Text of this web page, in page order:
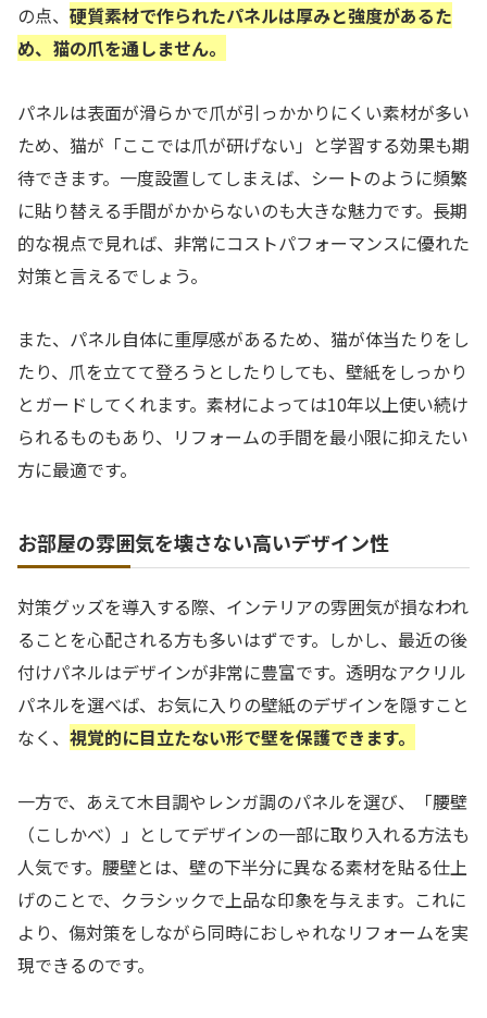
の点、 硬質素材で作られたパネルは厚みと強度があるた
め、猫の爪を通しません。
パネルは表面が滑らかで爪が引っかかりにくい素材が多い
ため、猫が「ここでは爪が研げない」と学習する効果も期
待できます。一度設置してしまえば、シートのように頻繁
に貼り替える手間がかからないのも大きな魅力です。長期
的な視点で見れば、非常にコストパフォーマンスに優れた
対策と言えるでしょう。
また、パネル自体に重厚感があるため、猫が体当たりをし
たり、爪を立てて登ろうとしたりしても、壁紙をしっかり
とガードしてくれます。素材によっては10年以上使い続け
られるものもあり、リフォームの手間を最小限に抑えたい
方に最適です。
お部屋の雰囲気を壊さない高いデザイン性
対策グッズを導入する際、インテリアの雰囲気が損なわれ
ることを心配される方も多いはずです。しかし、最近の後
付けパネルはデザインが非常に豊富です。透明なアクリル
パネルを選べば、お気に入りの壁紙のデザインを隠すこと
なく、 視覚的に目立たない形で壁を保護できます。
一方で、あえて木目調やレンガ調のパネルを選び、「腰壁
（こしかべ）」としてデザインの一部に取り入れる方法も
人気です。腰壁とは、壁の下半分に異なる素材を貼る仕上
げのことで、クラシックで上品な印象を与えます。これに
より、傷対策をしながら同時におしゃれなリフォームを実
現できるのです。